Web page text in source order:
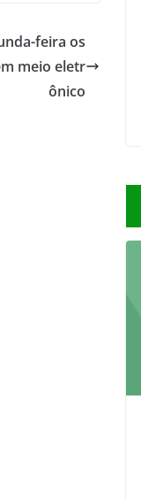
feira os
meio eletr
ônico